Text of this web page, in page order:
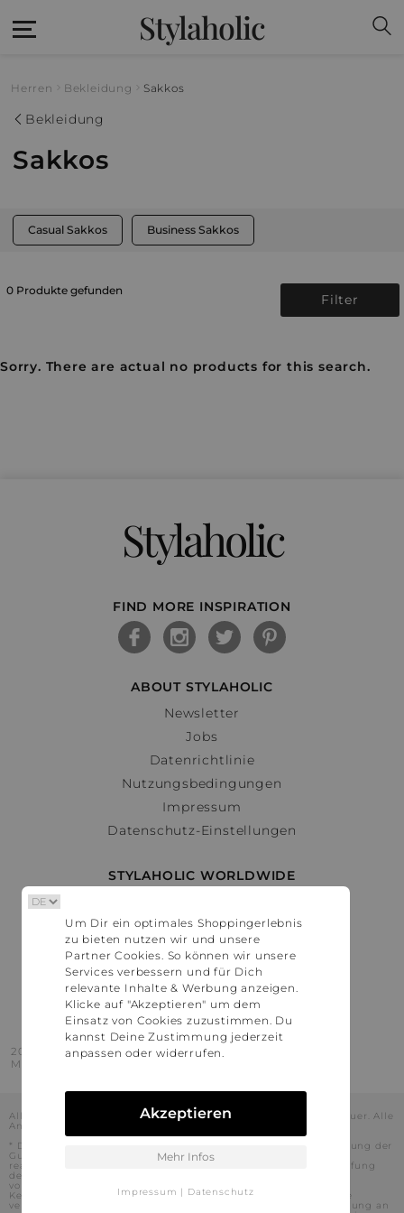
Stylaholic
Herren Bekleidung Sakkos
Bekleidung
Sakkos
Casual Sakkos Business Sakkos
0 Produkte gefunden
Filter
Sorry. There are actual no products for this search.
Stylaholic
FIND MORE INSPIRATION
ABOUT STYLAHOLIC
Newsletter
Jobs
Datenrichtlinie
Nutzungsbedingungen
Impressum
Datenschutz-Einstellungen
STYLAHOLIC WORLDWIDE
Österreich
Schweiz
France
United States
2016 - 2026 © Stylaholic.
Made for you with love in munich.
Alle Preise inkl. der jeweils geltenden gesetzlichen Mehrwertsteuer. Alle
Angaben ohne Gewähr.
* Die angezeigten Preise beinhalten Rabatte, die durch die Nutzung der
Gutschein-Codes auf den Seiten unserer Partner voraussichtlich
realisiert werden können. Stylaholic führt keine vollständige Prüfung
der Gutschein-Codes durch und es kann daher in Einzelfällen
vorkommen, dass die Gutscheine abweichend von unserem
Kenntnisstand bei dem jeweiligen Shop nicht oder nur teilweise
verwendet werden können. Darüber hinaus kann deren Verwendung an
Um Dir ein optimales Shoppingerlebnis
zu bieten nutzen wir und unsere
Partner Cookies. So können wir unsere
Services verbessern und für Dich
relevante Inhalte & Werbung anzeigen.
Klicke auf "Akzeptieren" um dem
Einsatz von Cookies zuzustimmen. Du
kannst Deine Zustimmung jederzeit
anpassen oder widerrufen.
Akzeptieren
Mehr Infos
Impressum | Datenschutz